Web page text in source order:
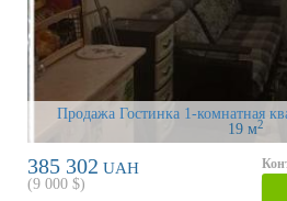
Продажа Гостинка 1-комнатная
19 м2
385 302 UAH
(9 000 $)